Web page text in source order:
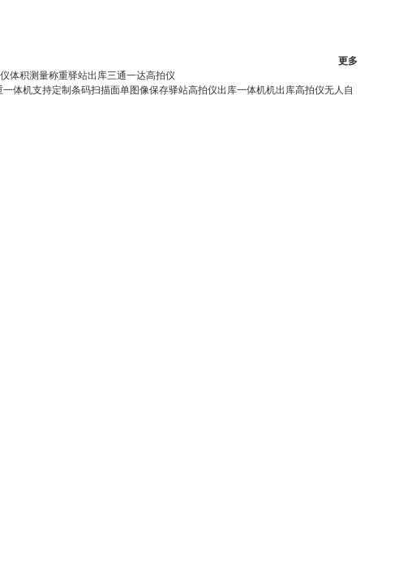
更多
体积测量称重驿站出库三通一达高拍仪
体机支持定制条码扫描面单图像保存驿站高拍仪出库一体机机出库高拍仪无人自